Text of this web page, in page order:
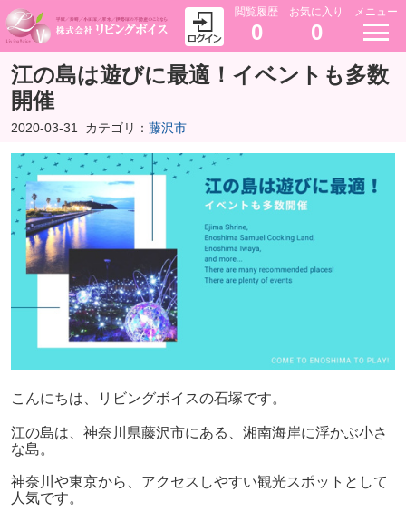
閲覧履歴
0
お気に入り
0
メニュー
江の島は遊びに最適！イベントも多数
開催
2020-03-31 カテゴリ： 藤沢市
こんにちは、リビングボイスの石塚です。
江の島は、神奈川県藤沢市にある、湘南海岸に浮かぶ小さ
な島。
神奈川や東京から、アクセスしやすい観光スポットとして
人気です。